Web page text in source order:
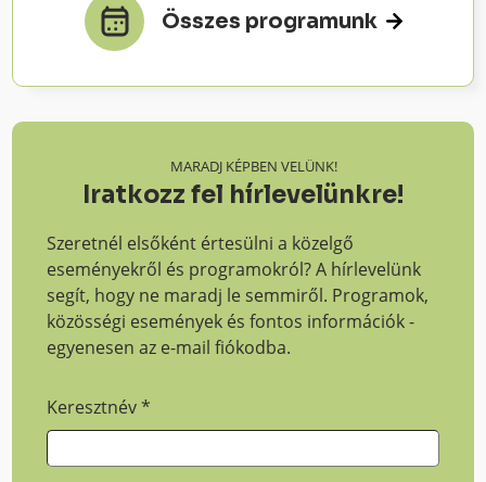
Összes programunk
MARADJ KÉPBEN VELÜNK!
Iratkozz fel hírlevelünkre!
Szeretnél elsőként értesülni a közelgő
eseményekről és programokról? A hírlevelünk
segít, hogy ne maradj le semmiről. Programok,
közösségi események és fontos információk -
egyenesen az e-mail fiókodba.
Keresztnév*